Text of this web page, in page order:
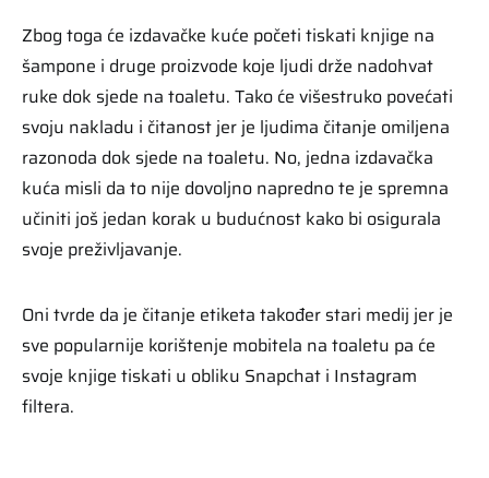
Zbog toga će izdavačke kuće početi tiskati knjige na
šampone i druge proizvode koje ljudi drže nadohvat
ruke dok sjede na toaletu. Tako će višestruko povećati
svoju nakladu i čitanost jer je ljudima čitanje omiljena
razonoda dok sjede na toaletu. No, jedna izdavačka
kuća misli da to nije dovoljno napredno te je spremna
učiniti još jedan korak u budućnost kako bi osigurala
svoje preživljavanje.
Oni tvrde da je čitanje etiketa također stari medij jer je
sve popularnije korištenje mobitela na toaletu pa će
svoje knjige tiskati u obliku Snapchat i Instagram
filtera.